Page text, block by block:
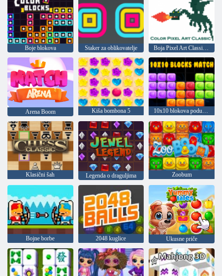
Boje blokova Staker za oblikovatelje Boja Pixel Art Classic - boja piksela brojevima
Arena Boom Kiša bombona 5 10x10 blokova podudaranja
Klasični šah Legenda o draguljima Zoobum
Bojne borbe 2048 kuglice Ukusne priče